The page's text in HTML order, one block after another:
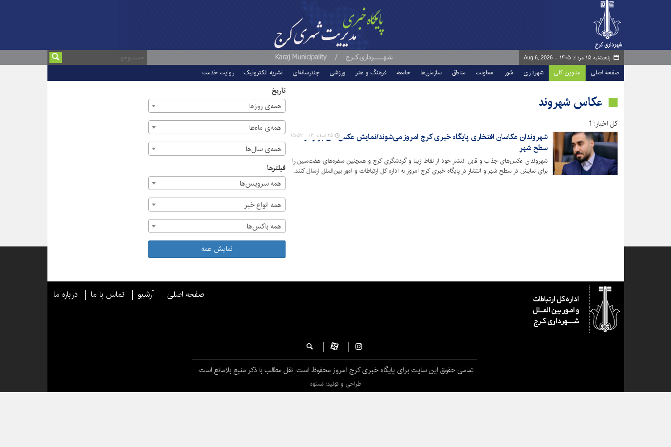
پنجشنبه ۱۵ مرداد ۱۴۰۵ - Aug 6, 2026
صفحه اصلی عناوین کلی شهرداری شورا معاونت مناطق سازمان‌ها جامعه فرهنگ و هنر ورزشی چندرسانه‌ای نشریه الکترونیک روایت خدمت
عکاس شهروند
کل اخبار: 1
شهروندان عکاسان افتخاری پایگاه خبری کرج امروز می‌شوند/نمایش عکس‌های برتر در
سطح شهر
شهروندان عکس‌های جذاب و قابل انتشار خود از نقاط زیبا و گردشگری کرج و همچنین سفره‌های هفت‌سین را
برای نمایش در سطح شهر و انتشار در پایگاه خبری کرج امروز به اداره کل ارتباطات و امور بین‌الملل ارسال کنند.
۲۵ اسفند ۰۳ - ۱۵:۵۲
تاریخ
همه‌ی روزها
همه‌ی ماه‌ها
همه‌ی سال‌ها
فیلترها
همه سرویس‌ها
همه انواع خبر
همه باکس‌ها
نمایش همه
صفحه اصلی آرشیو تماس با ما درباره ما
تمامی حقوق این سایت برای پایگاه خبری کرج امروز محفوظ است. نقل مطالب با ذکر منبع بلامانع است.
طراحی و تولید: نستوه